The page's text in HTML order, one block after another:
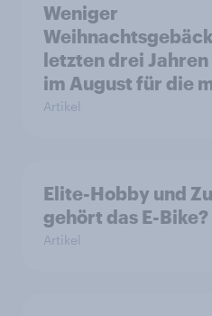
Weniger
letzten drei
im August für die
Artikel
Elite-Hobby und
gehört das E-Bike?
Artikel